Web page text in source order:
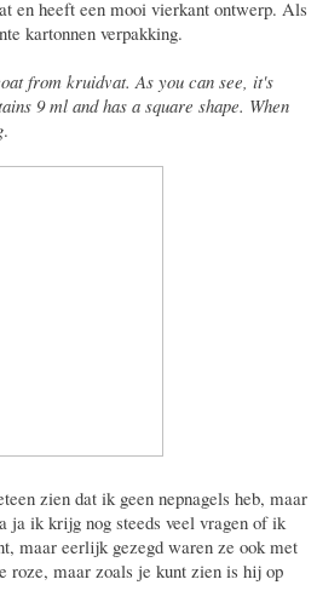
en heeft een mooi vierkant ontwerp. Als
kartonnen verpakking.
from kruidvat. As you can see, it's
9 ml and has a square shape. When
.
zien dat ik geen nepnagels heb, maar
ja ik krijg nog steeds veel vragen of ik
maar eerlijk gezegd waren ze ook met
roze, maar zoals je kunt zien is hij op